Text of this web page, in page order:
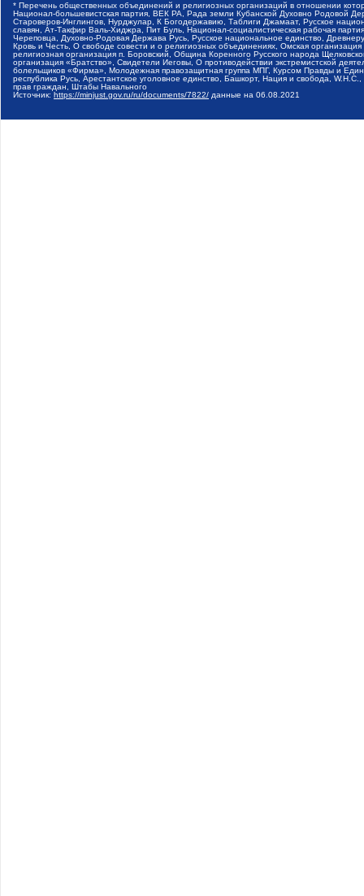
* Перечень общественных объединений и религиозных организаций в отношении
Национал-большевистская партия, ВЕК РА, Рада земли Кубанской Духовно Родовой
Староверов-Инглингов, Нурджулар, К Богодержавию, Таблиги Джамаат, Русское
славян, Ат-Такфир Валь-Хиджра, Пит Буль, Национал-социалистическая рабочая
Череповца, Духовно-Родовая Держава Русь, Русское национальное единство,
Кровь и Честь, О свободе совести и о религиозных объединениях, Омская
религиозная организация п. Боровский, Община Коренного Русского народа
организация «Братство», Свидетели Иеговы, О противодействии экстремистской
болельщиков «Фирма», Молодежная правозащитная группа МПГ, Курсом Правды и
республика Русь, Арестантское уголовное единство, Башкорт, Нация и свобода,
прав граждан, Штабы Навального
Источник: https://minjust.gov.ru/ru/documents/7822/ данные на 06.08.2021